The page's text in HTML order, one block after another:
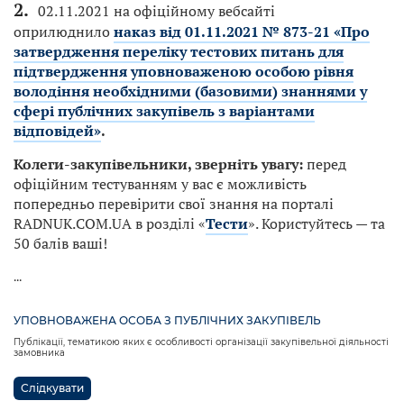
02.11.2021 на офіційному вебсайті
оприлюднилонаказ від 01.11.2021 № 873-21 «Про
затвердження переліку тестових питань для
підтвердження уповноваженою особою рівня
володіння необхідними (базовими) знаннями у
сфері публічних закупівель з варіантами
відповідей».
Колеги-закупівельники, зверніть увагу:перед
офіційним тестуванням у вас є можливість
попередньо перевірити свої знання на порталі
RADNUK.COM.UA в розділі «Тести». Користуйтесь — та
50 балів ваші!
...
УПОВНОВАЖЕНА ОСОБА З ПУБЛІЧНИХ ЗАКУПІВЕЛЬ
Публікації, тематикою яких є особливості організації закупівельної діяльності
замовника
Слідкувати